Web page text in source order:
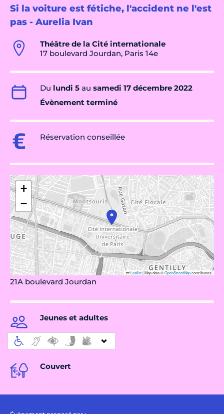
Si la voiture est fétiche, l'accident ne l'est
pas - Aurelia Ivan
Théâtre de la Cité internationale
17 boulevard Jourdan, Paris 14e
Du lundi 5 au samedi 17 décembre 2022
Évènement terminé
Réservation conseillée
+
−
Leaflet|Map data ©OpenStreetMapcontributors
21A boulevard Jourdan
Jeunes et adultes
Couvert